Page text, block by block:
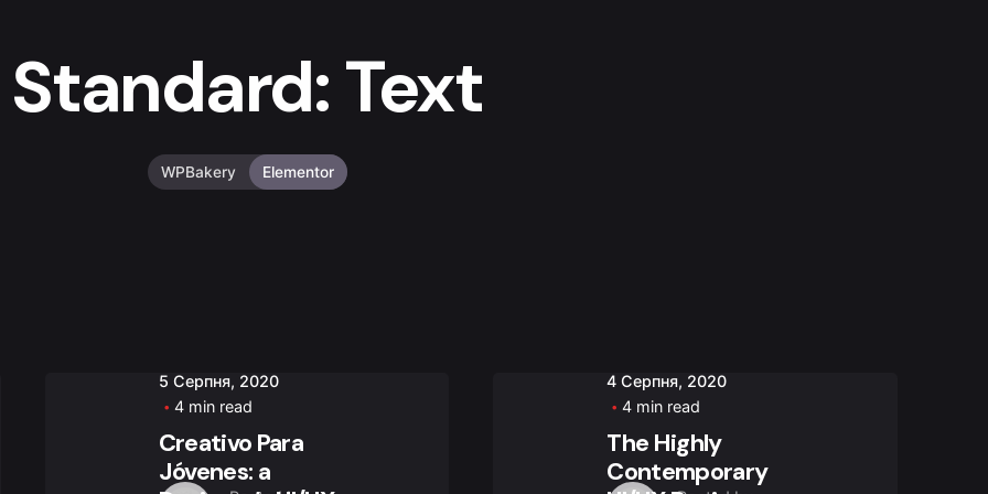
Standard: Text
WPBakery Elementor
5 Серпня, 2020
4 min read
Creativo Para
Jóvenes: a
4 Серпня, 2020
4 min read
The Highly
Contemporary